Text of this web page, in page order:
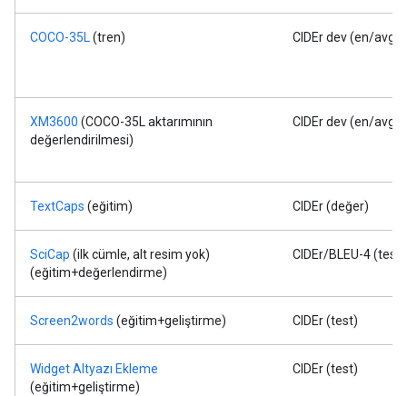
COCO-35L (tren) CIDEr dev (en/avg-
XM3600 (COCO-35L aktarımının
değerlendirilmesi)
CIDEr dev (en/avg-
TextCaps (eğitim) CIDEr (değer)
SciCap (ilk cümle, alt resim yok)
(eğitim+değerlendirme)
CIDEr/BLEU-4 (test)
Screen2words (eğitim+geliştirme) CIDEr (test)
Widget Altyazı Ekleme
(eğitim+geliştirme)
CIDEr (test)